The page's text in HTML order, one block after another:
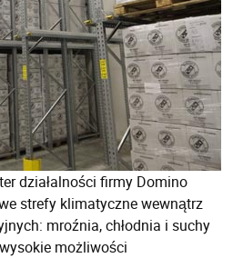
działalności firmy Domino
strefy klimatyczne wewnątrz
mroźnia, chłodnia i suchy
możliwości